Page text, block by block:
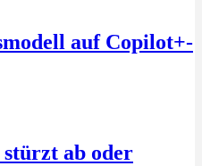
auf Copilot+-
ab oder